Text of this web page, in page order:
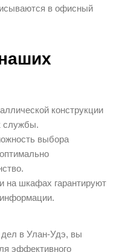
в офисный
конструкции
службы.
выбора
на шкафах гарантируют
в Улан-Удэ, вы
эффективного